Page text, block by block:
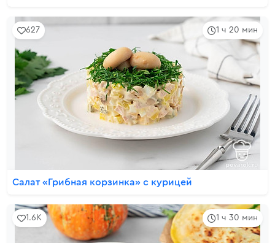
1 ч 20 мин
627
Салат «Грибная корзинка» с курицей
1 ч 30 мин
1.6K